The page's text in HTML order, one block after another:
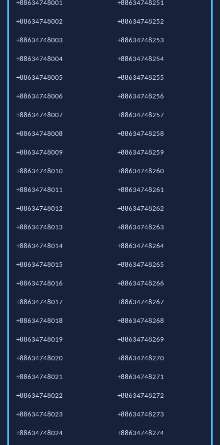
+88634748001
+88634748002
+88634748003
+88634748004
+88634748005
+88634748006
+88634748007
+88634748008
+88634748009
+88634748010
+88634748011
+88634748012
+88634748013
+88634748014
+88634748015
+88634748016
+88634748017
+88634748018
+88634748019
+88634748020
+88634748021
+88634748022
+88634748023
+88634748024
+88634748251
+88634748252
+88634748253
+88634748254
+88634748255
+88634748256
+88634748257
+88634748258
+88634748259
+88634748260
+88634748261
+88634748262
+88634748263
+88634748264
+88634748265
+88634748266
+88634748267
+88634748268
+88634748269
+88634748270
+88634748271
+88634748272
+88634748273
+88634748274